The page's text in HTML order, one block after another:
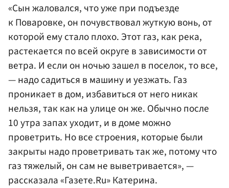
«Сын жаловался, что уже при подъезде
к Поваровке, он почувствовал жуткую вонь, от
которой ему стало плохо. Этот газ, как река,
растекается по всей округе в зависимости от
ветра. И если он ночью зашел в поселок, то все,
— надо садиться в машину и уезжать. Газ
проникает в дом, избавиться от него никак
нельзя, так как на улице он же. Обычно после
10 утра запах уходит, и в доме можно
проветрить. Но все строения, которые были
закрыты надо проветривать так же, потому что
газ тяжелый, он сам не выветривается», —
рассказала «Газете.Ru» Катерина.